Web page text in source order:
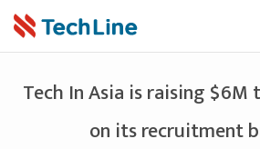
Tech In Asia is raising
on its recruitment